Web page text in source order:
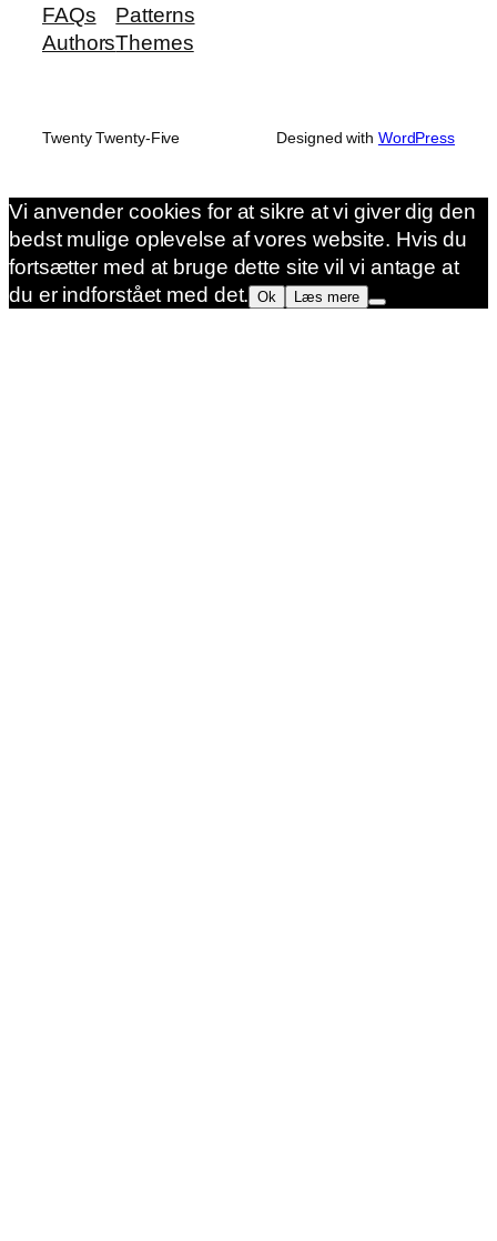
FAQs
Authors
Patterns
Themes
Twenty Twenty-Five Designed with WordPress
Vi anvender cookies for at sikre at vi giver dig den
bedst mulige oplevelse af vores website. Hvis du
fortsætter med at bruge dette site vil vi antage at
du er indforstået med det. Ok Læs mere